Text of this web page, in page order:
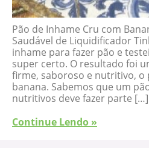
Pão de Inhame Cru com
Saudável de Liquidificador
inhame para fazer pão e
super certo. O resultado foi
firme, saboroso e nutritivo, o
banana. Sabemos que um
nutritivos deve fazer parte […]
Continue Lendo »